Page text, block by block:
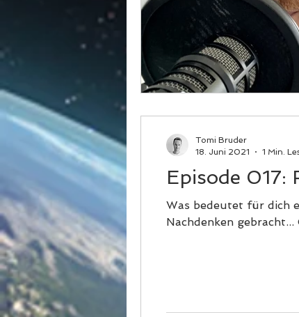
Episode 017:
Was bedeutet für dich
Nachdenken gebracht...
Tomi Bruder
18. Juni 2021
1 Min.